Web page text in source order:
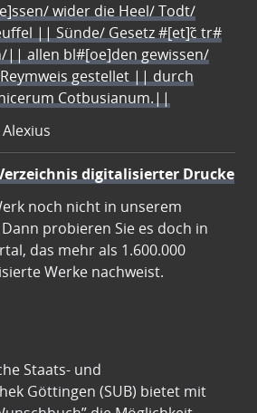
wider die Heel/ Todt/
|| Sünde/ Gesetz #[et]c̃ tr#
|| allen bl#[oe]den gewissen/
gestellet || durch
Cotbusianum.||
digitalisierter Drucke
noch nicht in unserem
probieren Sie es doch in
das mehr als 1.600.000
Werke nachweist.
Staats- und
Göttingen (SUB) bietet mit